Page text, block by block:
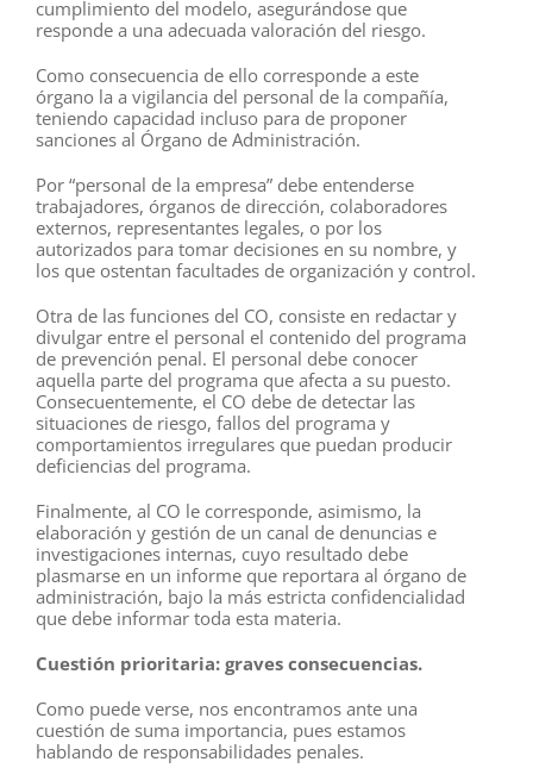
cumplimiento del modelo, asegurándose que
responde a una adecuada valoración del riesgo.
Como consecuencia de ello corresponde a este
órgano la a vigilancia del personal de la compañía,
teniendo capacidad incluso para de proponer
sanciones al Órgano de Administración.
Por “personal de la empresa” debe entenderse
trabajadores, órganos de dirección, colaboradores
externos, representantes legales, o por los
autorizados para tomar decisiones en su nombre, y
los que ostentan facultades de organización y control.
Otra de las funciones del CO, consiste en redactar y
divulgar entre el personal el contenido del programa
de prevención penal. El personal debe conocer
aquella parte del programa que afecta a su puesto.
Consecuentemente, el CO debe de detectar las
situaciones de riesgo, fallos del programa y
comportamientos irregulares que puedan producir
deficiencias del programa.
Finalmente, al CO le corresponde, asimismo, la
elaboración y gestión de un canal de denuncias e
investigaciones internas, cuyo resultado debe
plasmarse en un informe que reportara al órgano de
administración, bajo la más estricta confidencialidad
que debe informar toda esta materia.
Cuestión prioritaria: graves consecuencias.
Como puede verse, nos encontramos ante una
cuestión de suma importancia, pues estamos
hablando de responsabilidades penales.